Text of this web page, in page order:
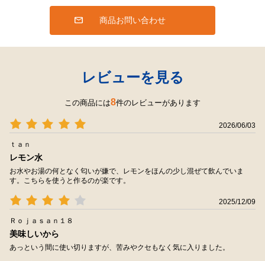
商品お問い合わせ
レビューを見る
この商品には8件のレビューがあります
2026/06/03
ｔａｎ
レモン水
お水やお湯の何となく匂いが嫌で、レモンをほんの少し混ぜて飲んでいま
す。こちらを使うと作るのが楽です。
2025/12/09
Ｒｏｊａｓａｎ１８
美味しいから
あっという間に使い切りますが、苦みやクセもなく気に入りました。